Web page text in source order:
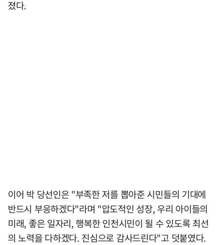
졌다.
이어 박 당선인은 "부족한 저를 뽑아준 시민들의 기대에
반드시 부응하겠다"라며 "압도적인 성장, 우리 아이들의
미래, 좋은 일자리, 행복한 인천시민이 될 수 있도록 최선
의 노력을 다하겠다. 진심으로 감사드린다"고 덧붙였다.